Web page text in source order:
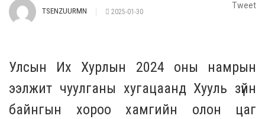
TSENZUURMN 2025-01-30
Tweet
Улсын Их Хурлын 2024 оны намрын
ээлжит чуулганы хугацаанд Хууль зүйн
байнгын хороо хамгийн олон цаг